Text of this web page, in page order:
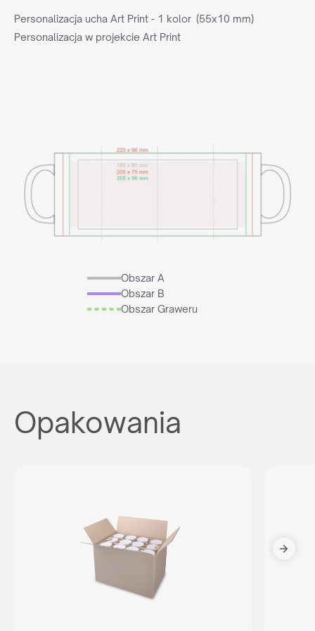
Personalizacja ucha Art Print - 1 kolor (55x10 mm)
Personalizacja w projekcie Art Print
Obszar A
Obszar B
Obszar Graweru
Opakowania